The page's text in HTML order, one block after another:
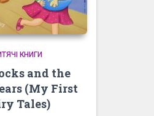
КНИГИ
and the
(My First
Tales)